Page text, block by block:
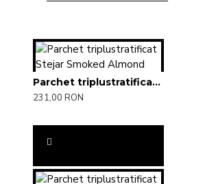
Parchet triplustratificat Stejar Smoked Almond
231,00 RON